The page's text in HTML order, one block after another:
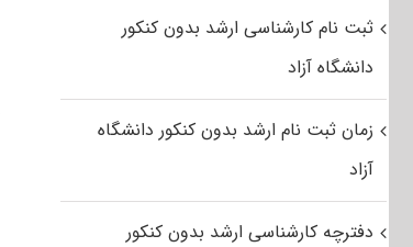
ثبت نام کارشناسی ارشد بدون کنکور
دانشگاه آزاد
زمان ثبت نام ارشد بدون کنکور دانشگاه
آزاد
دفترچه کارشناسی ارشد بدون کنکور